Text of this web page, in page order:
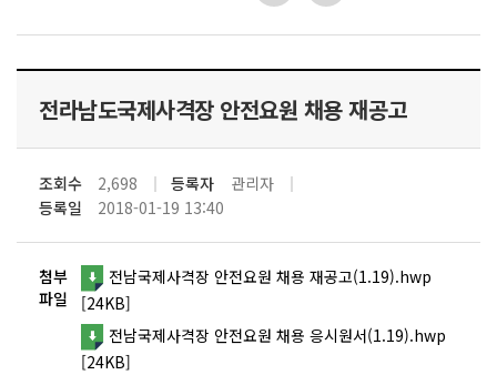
전라남도국제사격장 안전요원 채용 재공고
조회수 2,698 등록자
관리자
등록일
2018-01-19 13:40
첨부
파일
전남국제사격장 안전요원 채용 재공고(1.19).hwp
[24KB]
전남국제사격장 안전요원 채용 응시원서(1.19).hwp
[24KB]